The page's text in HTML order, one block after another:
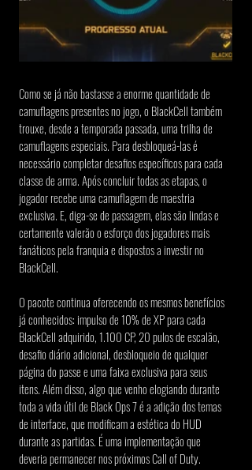
Como se já não bastasse a enorme quantidade de
camuflagens presentes no jogo, o BlackCell também
trouxe, desde a temporada passada, uma trilha de
camuflagens especiais. Para desbloqueá-las é
necessário completar desafios específicos para cada
classe de arma. Após concluir todas as etapas, o
jogador recebe uma camuflagem de maestria
exclusiva. E, diga-se de passagem, elas são lindas e
certamente valerão o esforço dos jogadores mais
fanáticos pela franquia e dispostos a investir no
BlackCell.
O pacote continua oferecendo os mesmos benefícios
já conhecidos: impulso de 10% de XP para cada
BlackCell adquirido, 1.100 CP, 20 pulos de escalão,
desafio diário adicional, desbloqueio de qualquer
página do passe e uma faixa exclusiva para seus
itens. Além disso, algo que venho elogiando durante
toda a vida útil de Black Ops 7 é a adição dos temas
de interface, que modificam a estética do HUD
durante as partidas. É uma implementação que
deveria permanecer nos próximos Call of Duty.